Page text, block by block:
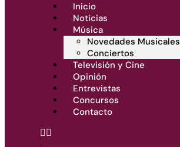
Inicio
Noticias
Música
Novedades Musicales
Conciertos
Televisión y Cine
Opinión
Entrevistas
Concursos
Contacto